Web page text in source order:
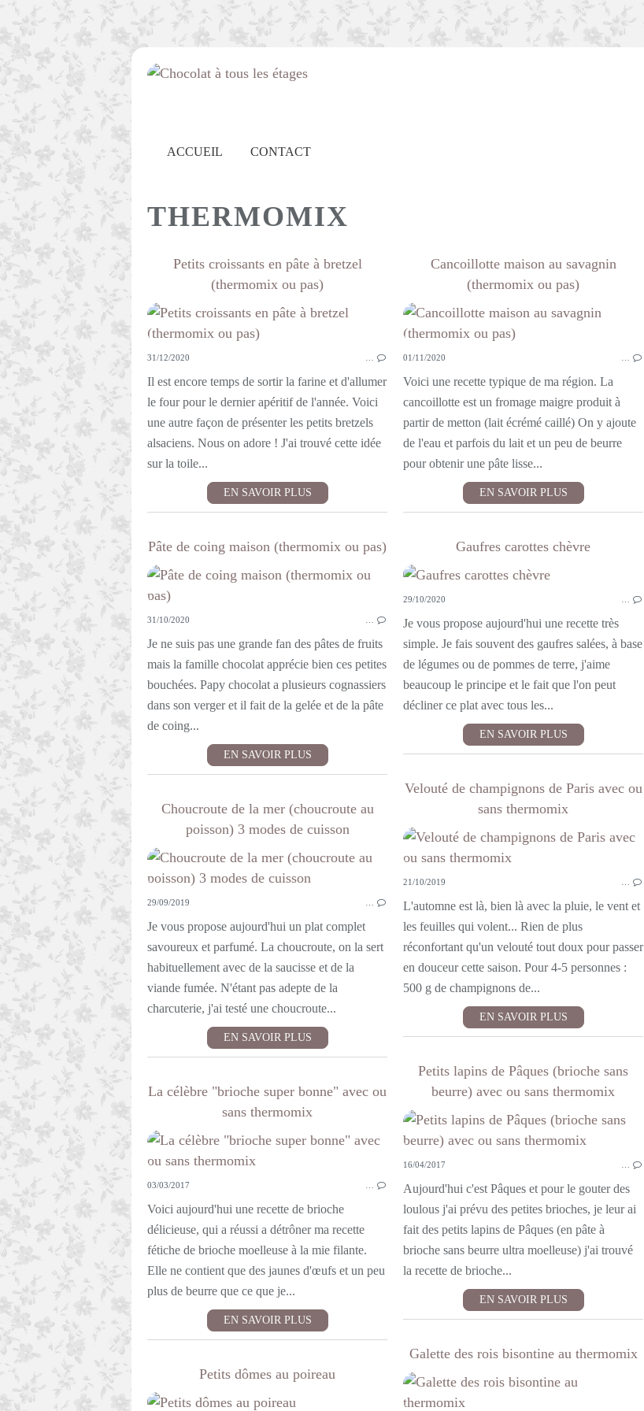
ACCUEIL CONTACT
THERMOMIX
Petits croissants en pâte à bretzel
(thermomix ou pas)
APÉRITIF
31/12/2020
Il est encore temps de sortir la farine et d'allumer
le four pour le dernier apéritif de l'année. Voici
une autre façon de présenter les petits bretzels
alsaciens. Nous on adore ! J'ai trouvé cette idée
sur la toile...
EN SAVOIR PLUS
Cancoillotte maison au savagnin
(thermomix ou pas)
01/11/2020
Voici une recette typique de ma région. La
cancoillotte est un fromage maigre produit à
partir de metton (lait écrémé caillé) On y ajoute
de l'eau et parfois du lait et un peu de beurre
pour obtenir une pâte lisse...
EN SAVOIR PLUS
Pâte de coing maison (thermomix ou pas)
VÉGÉTARIEN
PETITS FOURS ET MIGNARDISES
31/10/2020
Je ne suis pas une grande fan des pâtes de fruits
mais la famille chocolat apprécie bien ces petites
bouchées. Papy chocolat a plusieurs cognassiers
dans son verger et il fait de la gelée et de la pâte
de coing...
EN SAVOIR PLUS
Gaufres carottes chèvre
29/10/2020
Je vous propose aujourd'hui une recette très
simple. Je fais souvent des gaufres salées, à base
de légumes ou de pommes de terre, j'aime
beaucoup le principe et le fait que l'on peut
décliner ce plat avec tous les...
EN SAVOIR PLUS
Velouté de champignons de Paris avec ou
sans thermomix
21/10/2019
L'automne est là, bien là avec la pluie, le vent et
les feuilles qui volent... Rien de plus
réconfortant qu'un velouté tout doux pour passer
en douceur cette saison. Pour 4-5 personnes :
500 g de champignons de...
EN SAVOIR PLUS
Choucroute de la mer (choucroute au
poisson) 3 modes de cuisson
THERMOMIX
SANS VIANDE
29/09/2019
Je vous propose aujourd'hui un plat complet
savoureux et parfumé. La choucroute, on la sert
habituellement avec de la saucisse et de la
viande fumée. N'étant pas adepte de la
charcuterie, j'ai testé une choucroute...
EN SAVOIR PLUS
Petits lapins de Pâques (brioche sans
beurre) avec ou sans thermomix
16/04/2017
Aujourd'hui c'est Pâques et pour le gouter des
loulous j'ai prévu des petites brioches, je leur ai
fait des petits lapins de Pâques (en pâte à
brioche sans beurre ultra moelleuse) j'ai trouvé
la recette de brioche...
EN SAVOIR PLUS
La célèbre "brioche super bonne" avec ou
sans thermomix
THERMOMIX
03/03/2017
Voici aujourd'hui une recette de brioche
délicieuse, qui a réussi a détrôner ma recette
fétiche de brioche moelleuse à la mie filante.
Elle ne contient que des jaunes d'œufs et un peu
plus de beurre que ce que je...
EN SAVOIR PLUS
Galette des rois bisontine au thermomix
Petits dômes au poireau